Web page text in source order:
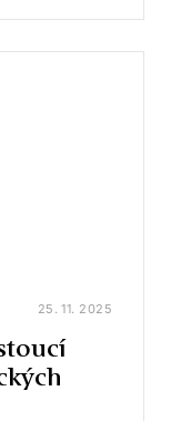
25. 11. 2025